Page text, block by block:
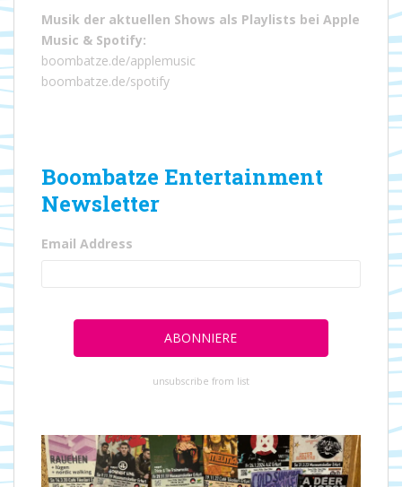
Musik der aktuellen Shows als Playlists bei Apple
Music & Spotify:
boombatze.de/applemusic
boombatze.de/spotify
Boombatze Entertainment
Newsletter
Email Address
unsubscribe from list